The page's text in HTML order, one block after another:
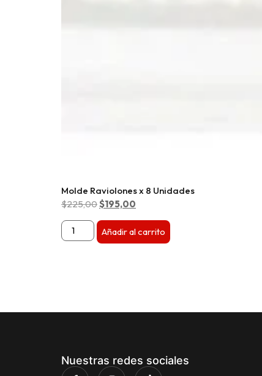
Molde Raviolones x 8 Unidades
$225,00$195,00
Añadir al carrito
Nuestras redes sociales